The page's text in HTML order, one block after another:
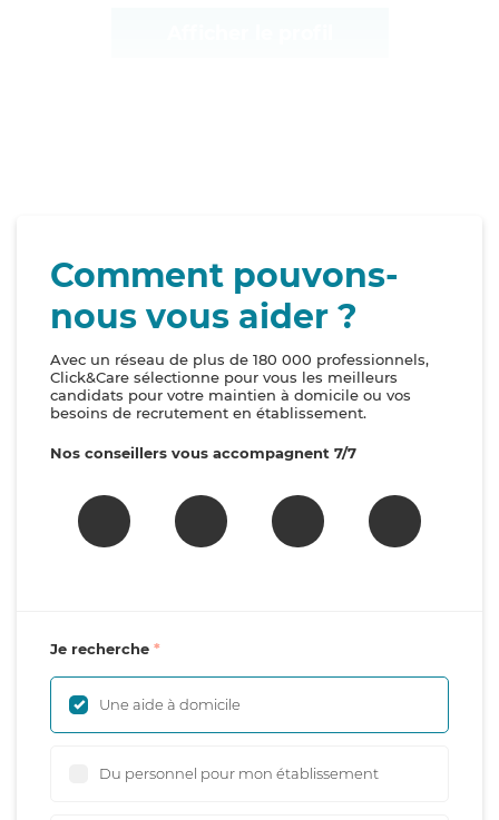
Comment pouvons-
nous vous aider ?
Avec un réseau de plus de 180 000 professionnels,
Click&Care sélectionne pour vous les meilleurs
candidats pour votre maintien à domicile ou vos
besoins de recrutement en établissement.
Nos conseillers vous accompagnent 7/7
Je recherche
Une aide à domicile
Du personnel pour mon établissement